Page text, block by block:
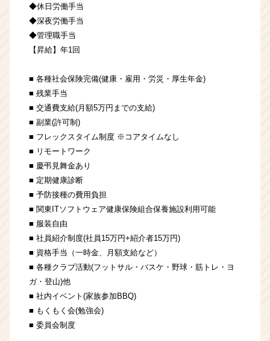
◆休日労働手当
◆深夜労働手当
◆管理職手当
【昇給】年1回
■ 各種社会保険完備(健康・雇用・労災・厚生年金)
■ 残業手当
■ 交通費支給(月額5万円までの支給)
■ 副業(許可制)
■ フレックスタイム制度 ※コアタイムなし
■ リモートワーク
■ 慶弔見舞金あり
■ 定期健康診断
■ 予防接種の費用負担
■ 関東ITソフトウェア健康保険組合保養施設利用可能
■ 服装自由
■ 社員紹介制度(社員15万円+紹介者15万円)
■ 資格手当（一時金、月額支給など）
■ 各種クラブ活動(フットサル・バスケ・野球・筋トレ・ヨ
ガ・登山)他
■ 社内イベント(家族参加BBQ)
■ もくもく会(勉強会)
■ 委員会制度